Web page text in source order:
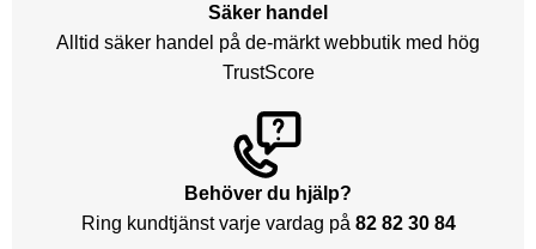
Säker handel
Alltid säker handel på de-märkt webbutik med hög
TrustScore
Behöver du hjälp?
Ring kundtjänst varje vardag på 82 82 30 84